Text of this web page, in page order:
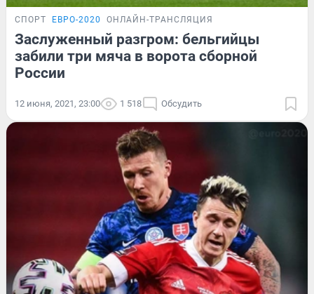
СПОРТ ЕВРО-2020 ОНЛАЙН-ТРАНСЛЯЦИЯ
Заслуженный разгром: бельгийцы
забили три мяча в ворота сборной
России
12 июня, 2021, 23:00 1 518 Обсудить